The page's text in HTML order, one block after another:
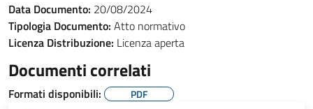
Data Documento: 20/08/2024
Tipologia Documento: Atto normativo
Licenza Distribuzione: Licenza aperta
Documenti correlati
Formati disponibili: PDF